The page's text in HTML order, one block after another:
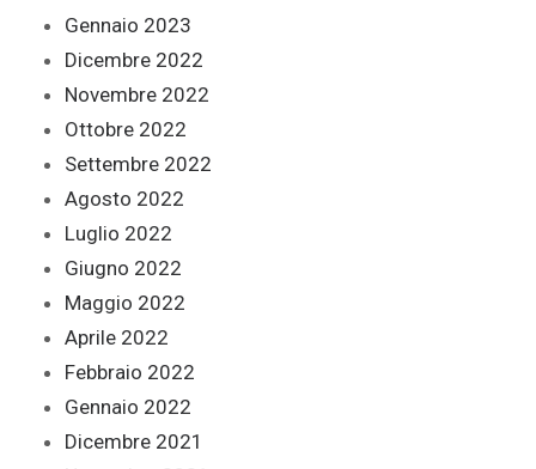
Gennaio 2023
Dicembre 2022
Novembre 2022
Ottobre 2022
Settembre 2022
Agosto 2022
Luglio 2022
Giugno 2022
Maggio 2022
Aprile 2022
Febbraio 2022
Gennaio 2022
Dicembre 2021